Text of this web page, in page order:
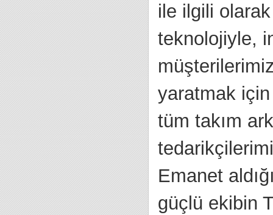
ile ilgili
teknolojiyle,
yaratmak
tüm takım
Emanet
güçlü ekibin